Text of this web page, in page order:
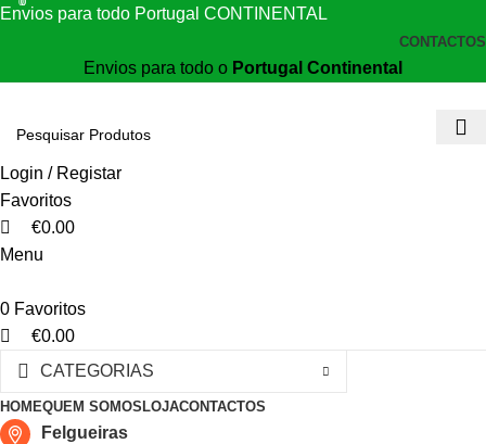
Envios para todo Portugal CONTINENTAL
CONTACTOS
Envios para todo o Portugal Continental
Login / Registar
Favoritos
0
€0.00
Menu
0 Favoritos
0
€0.00
CATEGORIAS
HOMEQUEM SOMOS LOJACONTACTOS
Felgueiras
0